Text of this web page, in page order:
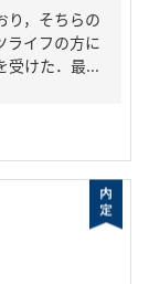
り，そちらの
ライフの方に
受けた．最...